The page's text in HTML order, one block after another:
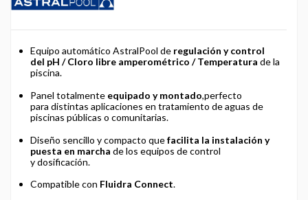
Equipo automático AstralPool de regulación y control
del pH / Cloro libre amperométrico / Temperatura de la
piscina.
Panel totalmente equipado y montado,perfecto
para distintas aplicaciones en tratamiento de aguas de
piscinas públicas o comunitarias.
Diseño sencillo y compacto quefacilita la instalación y
puesta en marcha de los equipos de control
y dosificación.
Compatible con Fluidra Connect.